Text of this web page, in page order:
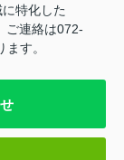
特化した
ご連絡は072-
す。